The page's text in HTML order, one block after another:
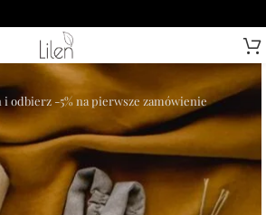
i odbierz -5% na pierwsze zamówienie